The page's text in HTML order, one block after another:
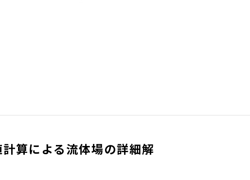
算による流体場の詳細解